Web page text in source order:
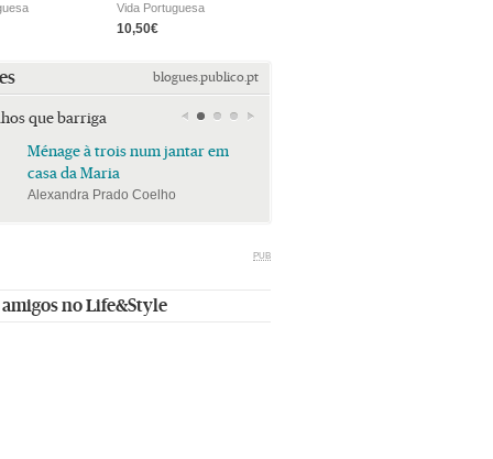
Vida Portuguesa
10,50€
blogues.publico.pt
que barriga
Ménage à trois num jantar em
casa da Maria
Alexandra Prado Coelho
PUB
amigos no Life&Style